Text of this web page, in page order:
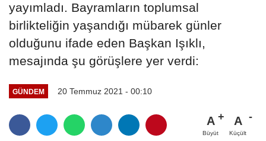
yayımladı. Bayramların toplumsal
birlikteliğin yaşandığı mübarek günler
olduğunu ifade eden Başkan Işıklı,
mesajında şu görüşlere yer verdi:
GÜNDEM 20 Temmuz 2021 - 00:10
A
Büyüt
A
Küçült